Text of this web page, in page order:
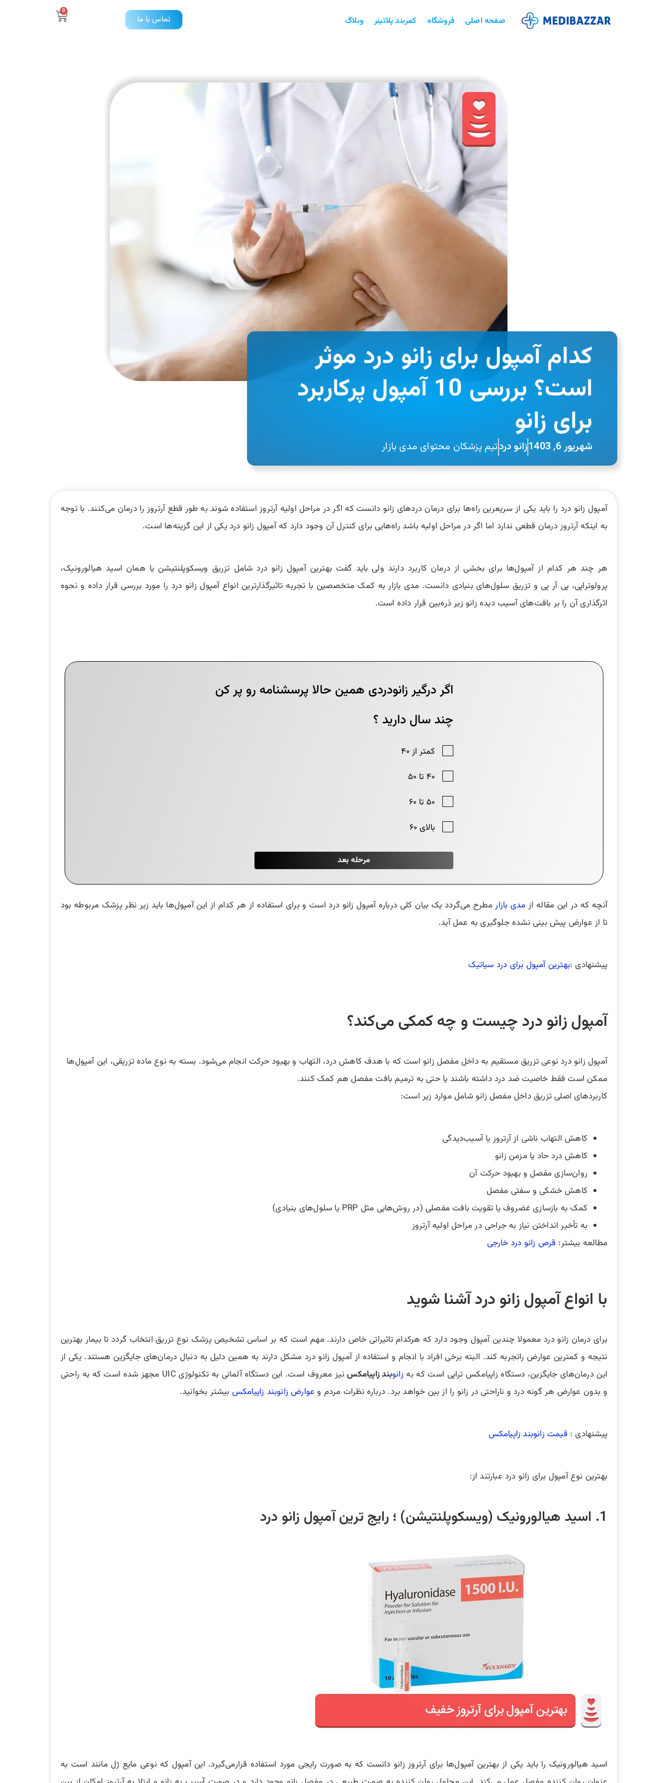
صفحه اصلی فروشگاه کمربند پلاتینر وبلاگ تماس با ما
0
کدام آمپول برای زانو درد موثر
است؟ بررسی 10 آمپول پرکاربرد
برای زانو
شهریور 6, 1403 زانو دردتیم پزشکان محتوای مدی بازار
آمپول زانو درد را باید یکی از سریعرین راه‌ها برای درمان دردهای زانو دانست که اگر در مراحل اولیه آرتروز استفاده شوند به طور قطع آرتروز را درمان می‌کنند. با توجه
به اینکه آرتروز درمان قطعی ندارد اما اگر در مراحل اولیه باشد راه‌هایی برای کنترل آن وجود دارد که آمپول زانو درد یکی از این گزینه‌ها است.
هر چند هر کدام از آمپول‌ها برای بخشی از درمان کاربرد دارند ولی باید گفت بهترین آمپول زانو درد شامل تزریق ویسکوپلنتیشن یا همان اسید هیالورونیک،
پرولوتراپی، پی آر پی و تزریق سلول‌های بنیادی دانست. مدی بازار به کمک متخصصین با تجربه تاثیرگذارترین انواع آمپول زانو درد را مورد بررسی قرار داده و نحوه
اثرگذاری آن را بر بافت‌های آسیب دیده زانو زیر ذره‌بین قرار داده است.
آنچه که در این مقاله از مدی بازار مطرح می‌گردد یک بیان کلی درباره آمپول زانو درد است و برای استفاده از هر کدام از این آمپول‌ها باید زیر نظر پزشک مربوطه بود
تا از عوارض پیش بینی نشده جلوگیری به عمل آید.
پیشنهادی :بهترین آمپول برای درد سیاتیک
آمپول زانو درد چیست و چه کمکی می‌کند؟
آمپول زانو درد نوعی تزریق مستقیم به داخل مفصل زانو است که با هدف کاهش درد، التهاب و بهبود حرکت انجام می‌شود. بسته به نوع ماده تزریقی، این آمپول‌ها
ممکن است فقط خاصیت ضد درد داشته باشند یا حتی به ترمیم بافت مفصل هم کمک کنند.
کاربردهای اصلی تزریق داخل مفصل زانو شامل موارد زیر است:
کاهش التهاب ناشی از آرتروز یا آسیب‌دیدگی
کاهش درد حاد یا مزمن زانو
روان‌سازی مفصل و بهبود حرکت آن
کاهش خشکی و سفتی مفصل
کمک به بازسازی غضروف یا تقویت بافت مفصلی (در روش‌هایی مثل PRP یا سلول‌های بنیادی)
به تأخیر انداختن نیاز به جراحی در مراحل اولیه آرتروز
مطالعه بیشتر: قرص زانو درد خارجی
با انواع آمپول زانو درد آشنا شوید
برای درمان زانو درد معمولا چندین آمپول وجود دارد که هرکدام تاثیراتی خاص دارند. مهم است که بر اساس تشخیص پزشک نوع تزریق انتخاب گردد تا بیمار بهترین
نتیجه و کمترین عوارض راتجربه کند. البته برخی افراد با انجام و استفاده از آمپول زانو درد مشکل دارند به همین دلیل به دنبال درمان‌های جایگزین هستند. یکی از
این درمان‌های جایگزین، دستگاه زاپیامکس تراپی است که به زانوبند زاپیامکس
نیز معروف است. این دستگاه آلمانی به تکنولوژی UIC مجهز شده است که به راحتی
و بدون عوارض هر گونه درد و ناراحتی در زانو را از بین خواهد برد. درباره نظرات مردم و عوارض زانوبند زاپیامکس بیشتر بخوانید.
پیشنهادی : قیمت زانوبند زاپیامکس
بهترین نوع آمپول برای زانو درد عبارتند از:
1. اسید هیالورونیک (ویسکوپلنتیشن) ؛ رایج ترین آمپول زانو درد
اسید هیالورونیک را باید یکی از بهترین آمپول‌ها برای آرتروز زانو دانست که به صورت رایجی مورد استفاده قرارمی‌گیرد. این آمپول که نوعی مایع ژل مانند است به